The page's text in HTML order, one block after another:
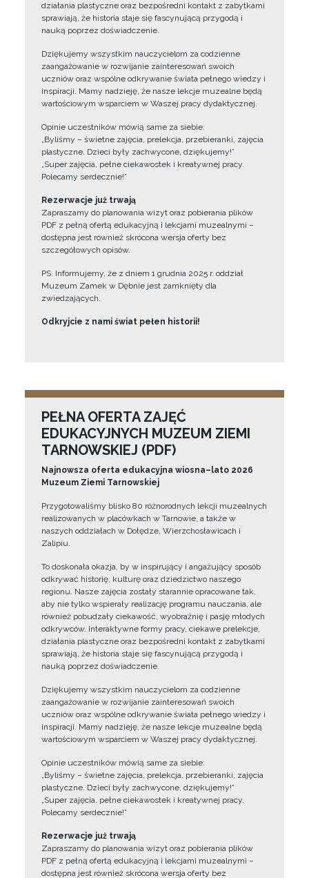
działania plastyczne oraz bezpośredni kontakt z zabytkami
sprawiają, że historia staje się fascynującą przygodą i
nauką poprzez doświadczenie.
Dziękujemy wszystkim nauczycielom za codzienne
zaangażowanie w rozwijanie zainteresowań swoich
uczniów oraz wspólne odkrywanie świata pełnego wiedzy i
inspiracji. Mamy nadzieję, że nasze lekcje muzealne będą
wartościowym wsparciem w Waszej pracy dydaktycznej.
Opinie uczestników mówią same za siebie:
„Byliśmy – świetne zajęcia, prelekcja, przebieranki, zajęcia
plastyczne. Dzieci były zachwycone, dziękujemy!”
„Super zajęcia, pełne ciekawostek i kreatywnej pracy.
Polecamy serdecznie!”
Rezerwacje już trwają
Zapraszamy do planowania wizyt oraz pobierania plików
PDF z pełną ofertą edukacyjną i lekcjami muzealnymi –
dostępna jest również skrócona wersja oferty bez
szczegółowych opisów.
PS. Informujemy, że z dniem 1 grudnia 2025 r. oddział
Muzeum Zamek w Dębnie jest zamknięty dla
zwiedzających.
Odkryjcie z nami świat pełen historii!
PEŁNA OFERTA ZAJĘĆ
EDUKACYJNYCH MUZEUM ZIEMI
TARNOWSKIEJ (PDF)
Najnowsza oferta edukacyjna wiosna–lato 2026
Muzeum Ziemi Tarnowskiej
Przygotowaliśmy blisko 80 różnorodnych lekcji muzealnych
realizowanych w placówkach w Tarnowie, a także w
naszych oddziałach w Dołędze, Wierzchosławicach i
Zalipiu.
To doskonała okazja, by w inspirujący i angażujący sposób
odkrywać historię, kulturę oraz dziedzictwo naszego
regionu. Nasze zajęcia zostały starannie opracowane tak,
aby nie tylko wspierały realizację programu nauczania, ale
również pobudzały ciekawość, wyobraźnię i pasję młodych
odkrywców. Interaktywne formy pracy, ciekawe prelekcje,
działania plastyczne oraz bezpośredni kontakt z zabytkami
sprawiają, że historia staje się fascynującą przygodą i
nauką poprzez doświadczenie.
Dziękujemy wszystkim nauczycielom za codzienne
zaangażowanie w rozwijanie zainteresowań swoich
uczniów oraz wspólne odkrywanie świata pełnego wiedzy i
inspiracji. Mamy nadzieję, że nasze lekcje muzealne będą
wartościowym wsparciem w Waszej pracy dydaktycznej.
Opinie uczestników mówią same za siebie:
„Byliśmy – świetne zajęcia, prelekcja, przebieranki, zajęcia
plastyczne. Dzieci były zachwycone, dziękujemy!”
„Super zajęcia, pełne ciekawostek i kreatywnej pracy.
Polecamy serdecznie!”
Rezerwacje już trwają
Zapraszamy do planowania wizyt oraz pobierania plików
PDF z pełną ofertą edukacyjną i lekcjami muzealnymi –
dostępna jest również skrócona wersja oferty bez